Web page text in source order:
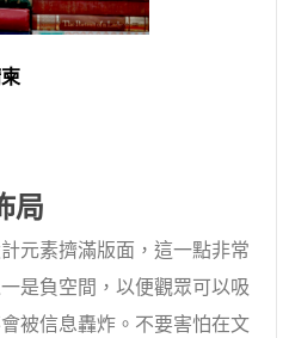
局
元素擠滿版面，這一點非常
是負空間，以便觀眾可以吸
被信息轟炸。不要害怕在文